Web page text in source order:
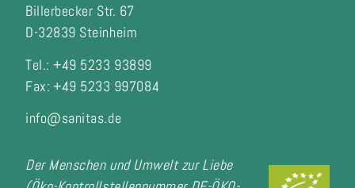
Billerbecker Str. 67
D-32839 Steinheim
Tel.: +49 5233 93899
Fax: +49 5233 997084
info@sanitas.de
Der Menschen und Umwelt zur Liebe